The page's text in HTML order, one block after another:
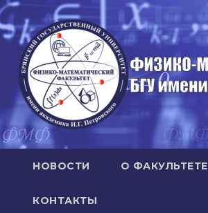
Перейти
к
содержимому
НОВОСТИ О ФАКУЛЬТЕТЕ
КОНТАКТЫ